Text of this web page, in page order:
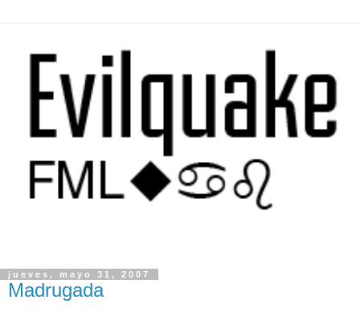
jueves, mayo 31, 2007
Madrugada